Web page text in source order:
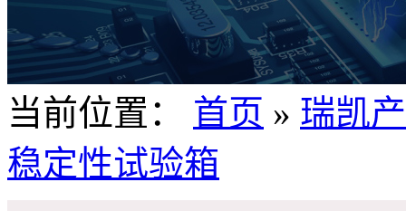
当前位置： 首页 » 瑞凯
稳定性试验箱